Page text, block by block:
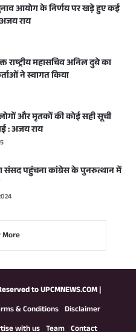
आयोग के निर्णय पर खड़े हुए कई
अजय राय
राष्ट्रीय महासचिव अनिल दुबे का
ने स्वागत किया
और मृतकों की कोई सही सूची
: अजय राय
संसद पहुंचना कांग्रेस के पुनरुत्थान में
More
toUPCMNEWS.COM|
& Conditions Disclaimer